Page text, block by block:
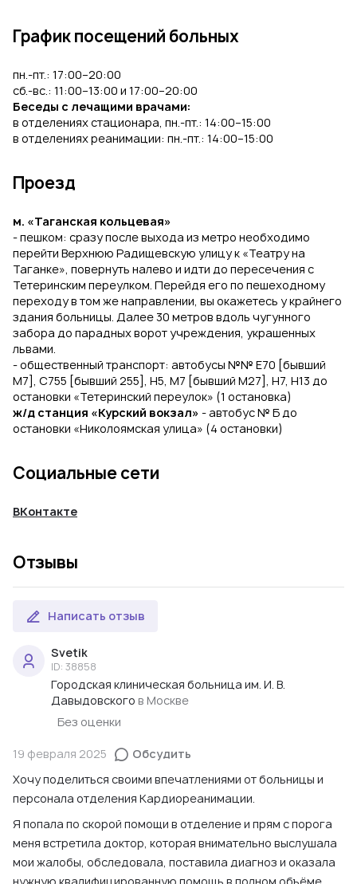
График посещений больных
пн.-пт.: 17:00–20:00
сб.-вс.: 11:00–13:00 и 17:00–20:00
Беседы с лечащими врачами:
в отделениях стационара, пн.-пт.: 14:00–15:00
в отделениях реанимации: пн.-пт.: 14:00–15:00
Проезд
м. «Таганская кольцевая»
- пешком: сразу после выхода из метро необходимо
перейти Верхнюю Радищевскую улицу к «Театру на
Таганке», повернуть налево и идти до пересечения с
Тетеринским переулком. Перейдя его по пешеходному
переходу в том же направлении, вы окажетесь у крайнего
здания больницы. Далее 30 метров вдоль чугунного
забора до парадных ворот учреждения, украшенных
львами.
- общественный транспорт: автобусы №№ Е70 [бывший
М7], С755 [бывший 255], Н5, М7 [бывший М27], Н7, Н13 до
остановки «Тетеринский переулок» (1 остановка)
ж/д станция «Курский вокзал» - автобус № Б до
остановки «Николоямская улица» (4 остановки)
Социальные сети
ВКонтакте
Отзывы
Написать отзыв
Svetik
ID: 38858
Городская клиническая больница им. И. В.
Давыдовского в Москве
Без оценки
19 февраля 2025
Обсудить
Хочу поделиться своими впечатлениями от больницы и
персонала отделения Кардиореанимации.
Я попала по скорой помощи в отделение и прям с порога
меня встретила доктор, которая внимательно выслушала
мои жалобы, обследовала, поставила диагноз и оказала